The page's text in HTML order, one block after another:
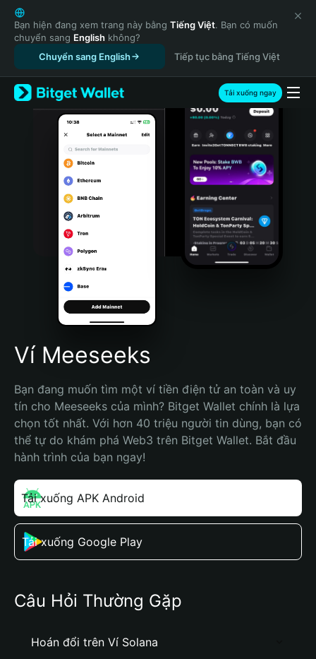
English
日本語
Tiếng Việt
Русский
Español (Latinoamérica)
Türkçe
Italiano
Português (Portugal)
Bahasa Indonesia
Português (Brasil)
Español (Argentina)
Bạn hiện đang xem trang này bằng Tiếng Việt. Bạn có muốn
chuyển sang English không?
Chuyển sang English
Tiếp tục bằng Tiếng Việt
Tải xuống ngay
Ví Meeseeks
Bạn đang muốn tìm một ví tiền điện tử an toàn và uy
tín cho Meeseeks của mình? Bitget Wallet chính là lựa
chọn tốt nhất. Với hơn 40 triệu người tin dùng, bạn có
thể tự do khám phá Web3 trên Bitget Wallet. Bắt đầu
hành trình của bạn ngay!
Tải xuống APK Android
Tải xuống Google Play
Câu Hỏi Thường Gặp
Hoán đổi trên Ví Solana